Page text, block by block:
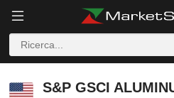
S&P GSCI